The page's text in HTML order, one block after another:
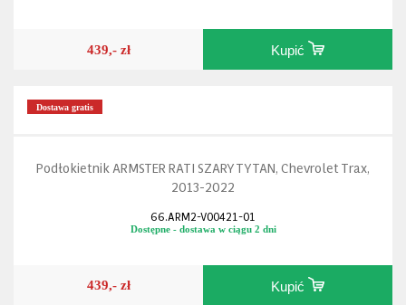
439,- zł Kupić
Dostawa gratis
Podłokietnik ARMSTER RATI SZARY TYTAN, Chevrolet Trax,
2013-2022
66.ARM2-V00421-01
Dostępne - dostawa w ciągu 2 dni
439,- zł Kupić